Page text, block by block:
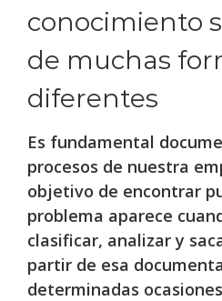
conocimiento
de muchas
diferentes
Es fundamental
procesos de nuestra
objetivo de encontrar
problema aparece
clasificar, analizar y
partir de esa
determinadas